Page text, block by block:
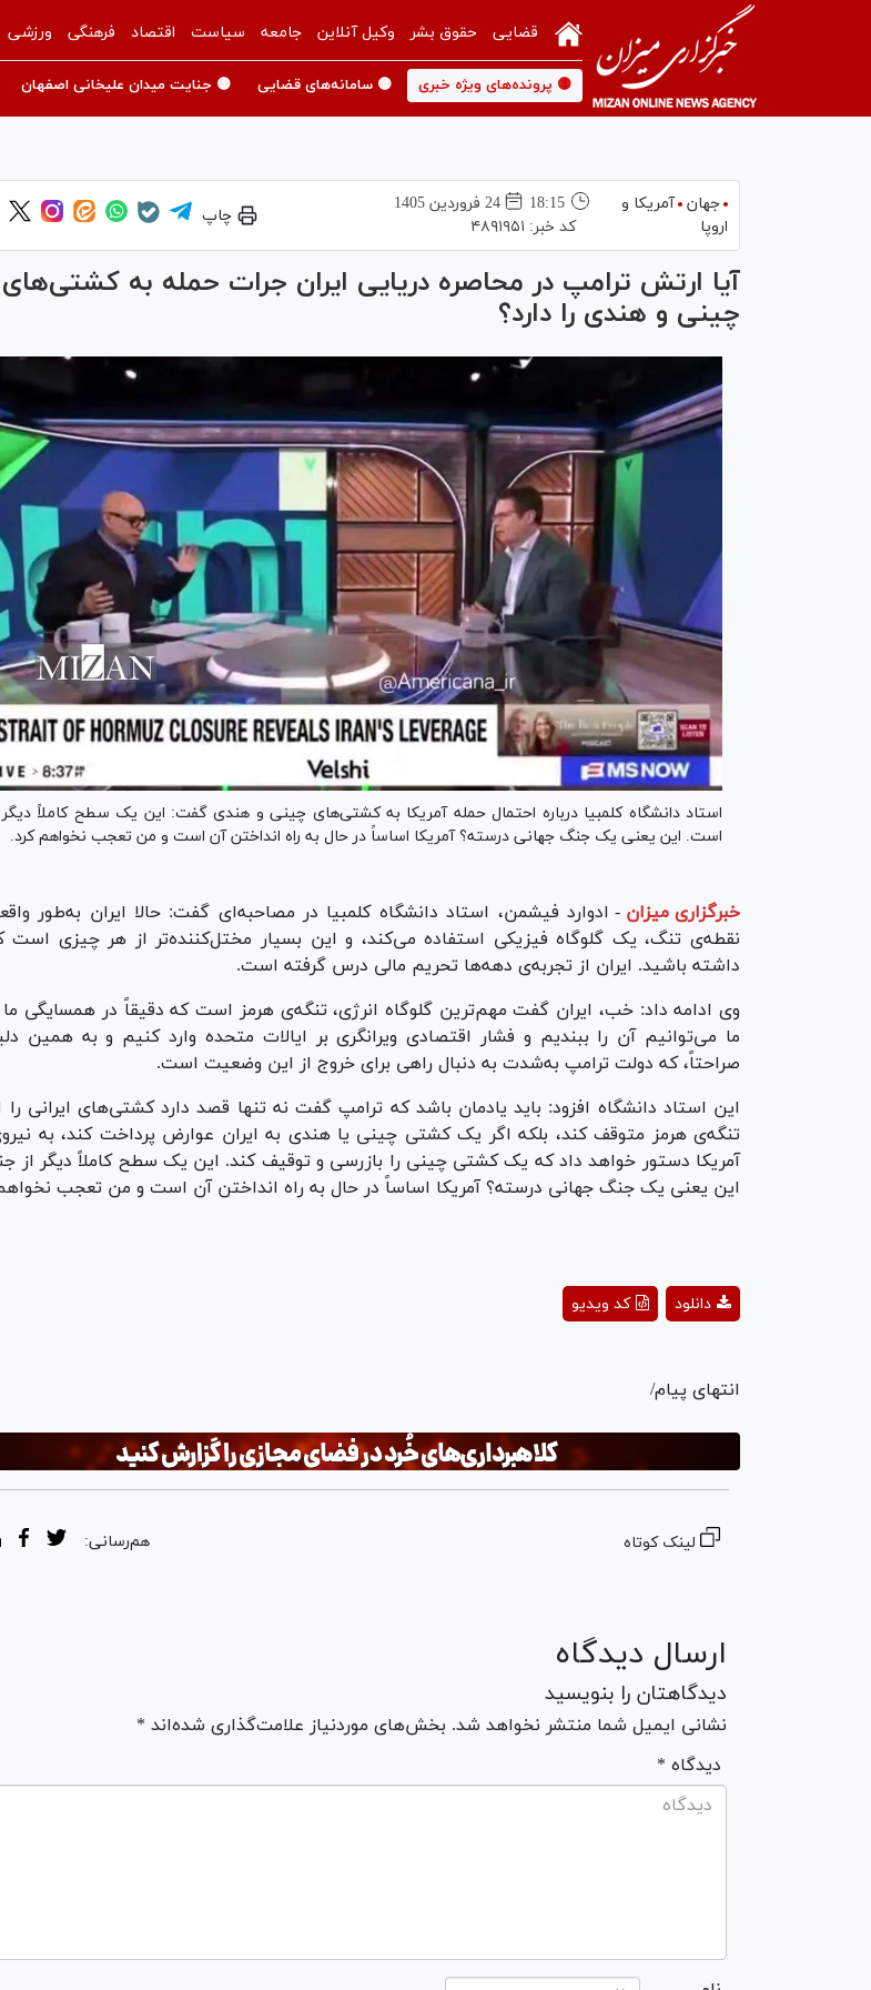
قضایی حقوق بشر وکیل آنلاین جامعه سیاست اقتصاد فرهنگی ورزشی
🟡 پرونده‌های ویژه خبری 🟡 سامانه‌های قضایی 🟡 جنایت میدان علیخانی اصفهان
جهان آمریکا و
اروپا
18:15
24 فروردين 1405
کد خبر: ۴۸۹۱۹۵۱
چاپ
آیا ارتش ترامپ در محاصره دریایی ایران جرات حمله به کشتی‌های
چینی و هندی را دارد؟
استاد دانشگاه کلمبیا درباره احتمال حمله آمریکا به کشتی‌های چینی و هندی گفت: این یک سطح کاملاً
است. این یعنی یک جنگ جهانی درسته؟ آمریکا اساساً در حال به راه انداختن آن است و من تعجب نخواهم کرد.
خبرگزاری میزان - ادوارد فیشمن، استاد دانشگاه کلمبیا در مصاحبه‌ای گفت: حالا ایران به‌طور
نقطه‌ی تنگ، یک گلوگاه فیزیکی استفاده می‌کند، و این بسیار مختل‌کننده‌تر از هر چیزی است
داشته باشید. ایران از تجربه‌ی دهه‌ها تحریم مالی درس گرفته است.
وی ادامه داد: خب، ایران گفت مهم‌ترین گلوگاه انرژی، تنگه‌ی هرمز است که دقیقاً در همسایگی ما
ما می‌توانیم آن را ببندیم و فشار اقتصادی ویرانگری بر ایالات متحده وارد کنیم و به همین
صراحتاً، که دولت ترامپ به‌شدت به دنبال راهی برای خروج از این وضعیت است.
این استاد دانشگاه افزود: باید یادمان باشد که ترامپ گفت نه تنها قصد دارد کشتی‌های ایرانی را
تنگه‌ی هرمز متوقف کند، بلکه اگر یک کشتی چینی یا هندی به ایران عوارض پرداخت کند، به
آمریکا دستور خواهد داد که یک کشتی چینی را بازرسی و توقیف کند. این یک سطح کاملاً دیگر
این یعنی یک جنگ جهانی درسته؟ آمریکا اساساً در حال به راه انداختن آن است و من تعجب
کد ویدیو دانلود
انتهای پیام/
لینک کوتاه هم‌رسانی:
ارسال دیدگاه
دیدگاهتان را بنویسید
نشانی ایمیل شما منتشر نخواهد شد. بخش‌های موردنیاز علامت‌گذاری شده‌اند *
* دیدگاه